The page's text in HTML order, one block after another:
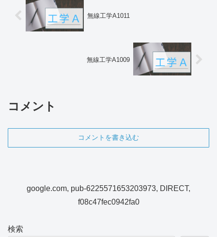
無線工学A1011
無線工学A1009
コメント
コメントを書き込む
google.com, pub-6225571653203973, DIRECT,
f08c47fec0942fa0
検索